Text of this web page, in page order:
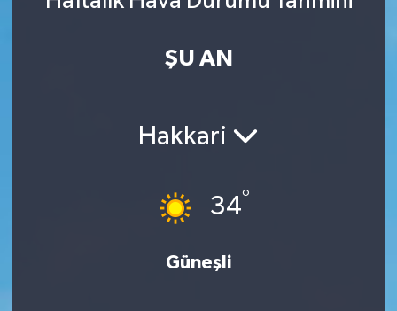
ŞU AN
Hakkari
34°
Güneşli